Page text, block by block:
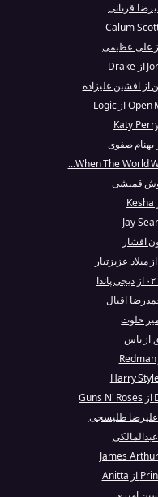
قربانی
از علی عظیمی
از افشین علیزاده
بهنام صفوی
قمیشی
افشار
میلاد عزیزتبار
اقبال
خلوت
از یاس
علیرضا طلیسچی